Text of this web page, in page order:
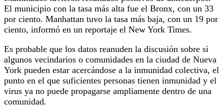
El municipio con la tasa más alta fue el Bronx, con un 33
por ciento. Manhattan tuvo la tasa más baja, con un 19 por
ciento, informó en un reportaje el New York Times.
Es probable que los datos reanuden la discusión sobre si
algunos vecindarios o comunidades en la ciudad de Nueva
York pueden estar acercándose a la inmunidad colectiva, el
punto en el que suficientes personas tienen inmunidad y el
virus ya no puede propagarse ampliamente dentro de una
comunidad.